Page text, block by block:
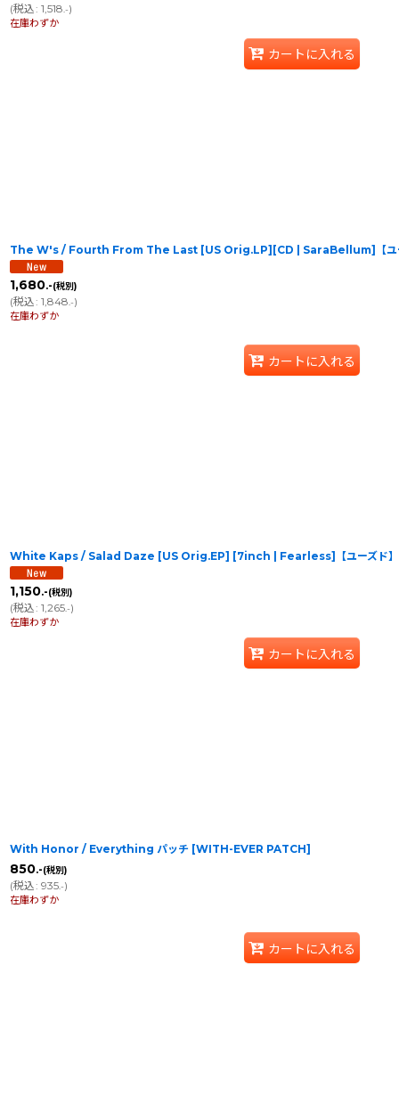
(税込: 1,518.-)
在庫わずか
カートに入れる
The W's / Fourth From The Last [US Orig.LP][CD | SaraBellum]【ユ
1,680.-(税別)
(税込: 1,848.-)
在庫わずか
カートに入れる
White Kaps / Salad Daze [US Orig.EP] [7inch | Fearless]【ユーズド】
1,150.-(税別)
(税込: 1,265.-)
在庫わずか
カートに入れる
With Honor / Everything パッチ [WITH-EVER PATCH]
850.-(税別)
(税込: 935.-)
在庫わずか
カートに入れる